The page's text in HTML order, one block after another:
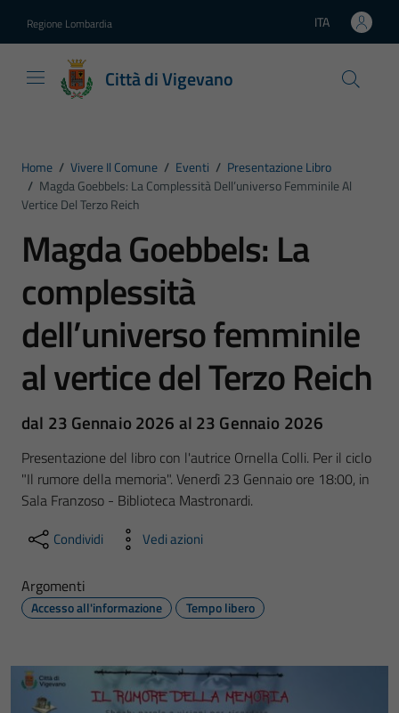
Regione Lombardia Lingua attiva:
ITA
Città di Vigevano
Home / Vivere Il Comune / Eventi / Presentazione Libro
/ Magda Goebbels: La Complessità Dell’universo Femminile Al
Vertice Del Terzo Reich
Magda Goebbels: La
complessità
dell’universo femminile
al vertice del Terzo Reich
dal 23 Gennaio 2026 al 23 Gennaio 2026
Presentazione del libro con l'autrice Ornella Colli. Per il ciclo
"Il rumore della memoria". Venerdì 23 Gennaio ore 18:00, in
Sala Franzoso - Biblioteca Mastronardi.
Condividi Vedi azioni
Argomenti
Accesso all'informazione Tempo libero